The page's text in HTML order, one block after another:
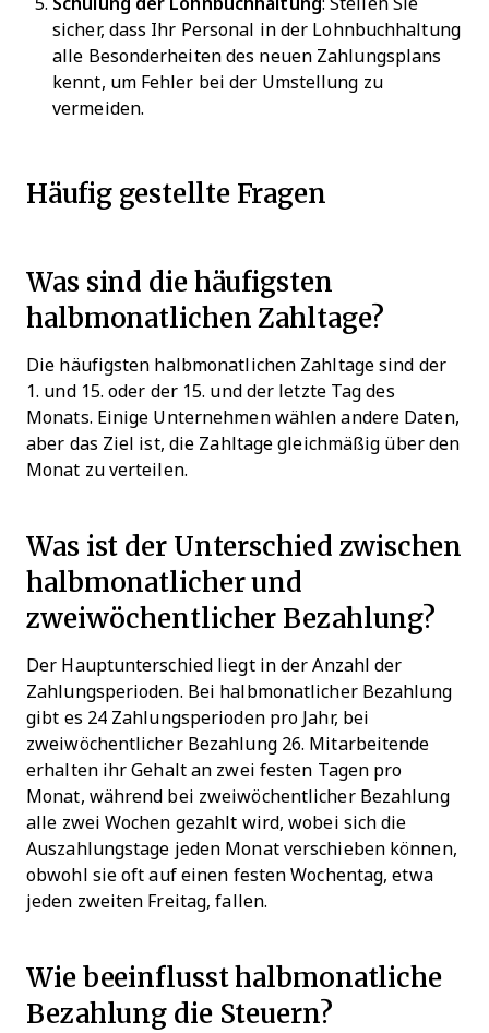
sicher, dass Ihr Personal in der Lohnbuchhaltung
alle Besonderheiten des neuen Zahlungsplans
kennt, um Fehler bei der Umstellung zu
vermeiden.
Häufig gestellte Fragen
Was sind die häufigsten
halbmonatlichen Zahltage?
Die häufigsten halbmonatlichen Zahltage sind der
1. und 15. oder der 15. und der letzte Tag des
Monats. Einige Unternehmen wählen andere Daten,
aber das Ziel ist, die Zahltage gleichmäßig über den
Monat zu verteilen.
Was ist der Unterschied zwischen
halbmonatlicher und
zweiwöchentlicher Bezahlung?
Der Hauptunterschied liegt in der Anzahl der
Zahlungsperioden. Bei halbmonatlicher Bezahlung
gibt es 24 Zahlungsperioden pro Jahr, bei
zweiwöchentlicher Bezahlung 26. Mitarbeitende
erhalten ihr Gehalt an zwei festen Tagen pro
Monat, während bei zweiwöchentlicher Bezahlung
alle zwei Wochen gezahlt wird, wobei sich die
Auszahlungstage jeden Monat verschieben können,
obwohl sie oft auf einen festen Wochentag, etwa
jeden zweiten Freitag, fallen.
Wie beeinflusst halbmonatliche
Bezahlung die Steuern?